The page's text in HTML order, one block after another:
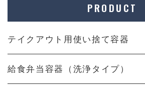
PRODUCT
テイクアウト用使い捨て容器
給食弁当容器（洗浄タイプ）